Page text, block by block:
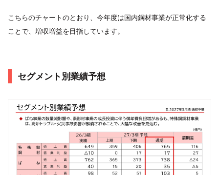
こちらのチャートのとおり、今年度は国内鋼材事業が正常化する
ことで、増収増益を目指しています。
セグメント別業績予想